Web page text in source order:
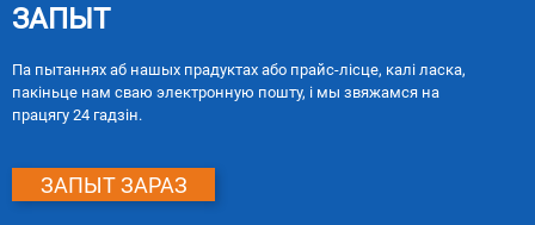
ЗАПЫТ
Па пытаннях аб нашых прадуктах або прайс-лісце, калі ласка,
пакіньце нам сваю электронную пошту, і мы звяжамся на
працягу 24 гадзін.
ЗАПЫТ ЗАРАЗ